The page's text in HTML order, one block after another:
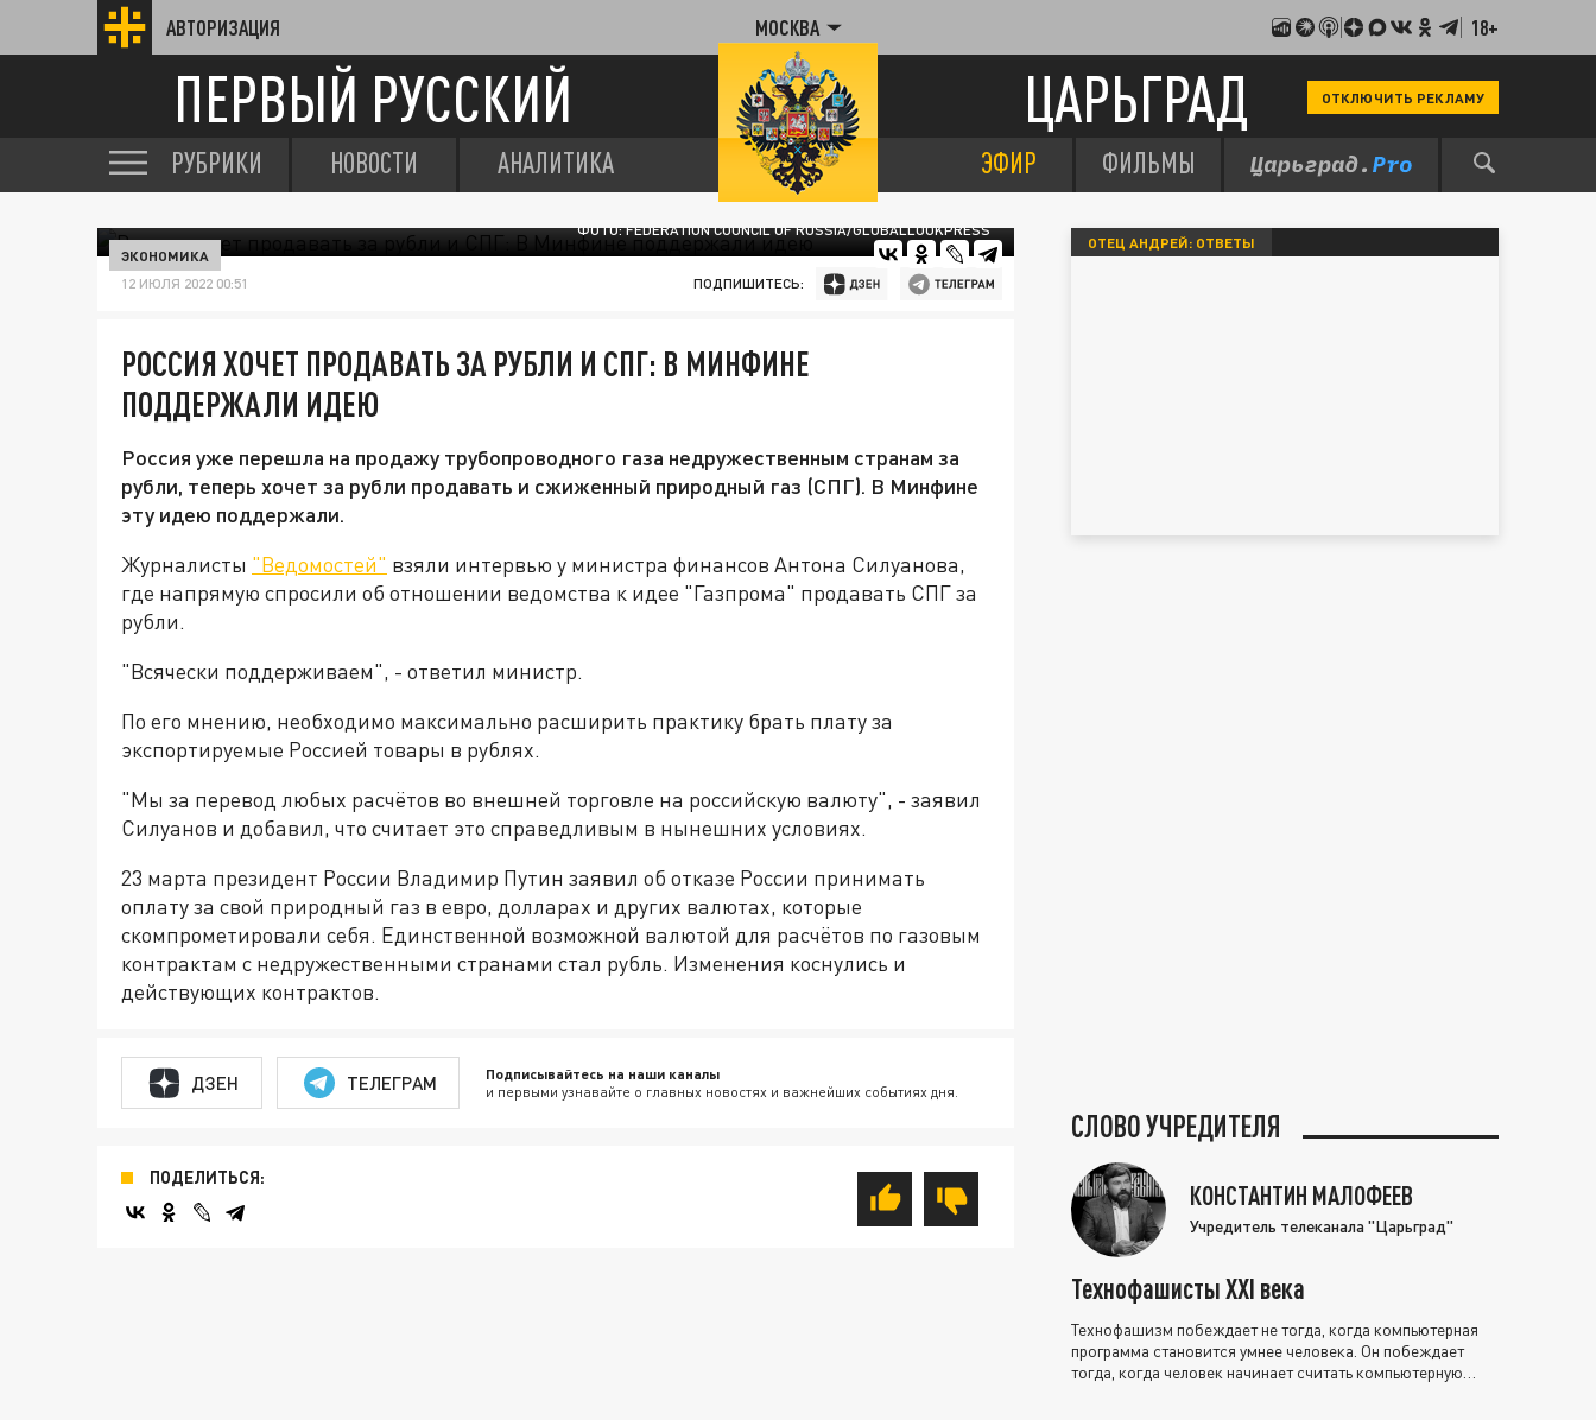
АВТОРИЗАЦИЯ МОСКВА 18+
ПЕРВЫЙ РУССКИЙ ЦАРЬГРАД ОТКЛЮЧИТЬ РЕКЛАМУ
РУБРИКИ НОВОСТИ АНАЛИТИКА ЭФИР ФИЛЬМЫ
ФОТО: FEDERATION COUNCIL OF RUSSIA/GLOBALLOOKPRESS
ЭКОНОМИКА
12 ИЮЛЯ 2022 00:51 ПОДПИШИТЕСЬ:
РОССИЯ ХОЧЕТ ПРОДАВАТЬ ЗА РУБЛИ И СПГ: В МИНФИНЕ
ПОДДЕРЖАЛИ ИДЕЮ
Россия уже перешла на продажу трубопроводного газа недружественным странам за
рубли, теперь хочет за рубли продавать и сжиженный природный газ (СПГ). В Минфине
эту идею поддержали.
Журналисты "Ведомостей" взяли интервью у министра финансов Антона Силуанова,
где напрямую спросили об отношении ведомства к идее "Газпрома" продавать СПГ за
рубли.
"Всячески поддерживаем", - ответил министр.
По его мнению, необходимо максимально расширить практику брать плату за
экспортируемые Россией товары в рублях.
"Мы за перевод любых расчётов во внешней торговле на российскую валюту", - заявил
Силуанов и добавил, что считает это справедливым в нынешних условиях.
23 марта президент России Владимир Путин заявил об отказе России принимать
оплату за свой природный газ в евро, долларах и других валютах, которые
скомпрометировали себя. Единственной возможной валютой для расчётов по газовым
контрактам с недружественными странами стал рубль. Изменения коснулись и
действующих контрактов.
ДЗЕН ТЕЛЕГРАМ Подписывайтесь на наши каналы
и первыми узнавайте о главных новостях и важнейших событиях дня.
ПОДЕЛИТЬСЯ:
ОТЕЦ АНДРЕЙ: ОТВЕТЫ
СЛОВО УЧРЕДИТЕЛЯ
КОНСТАНТИН МАЛОФЕЕВ
Учредитель телеканала "Царьград"
Технофашисты XXI века
Технофашизм побеждает не тогда, когда компьютерная
программа становится умнее человека. Он побеждает
тогда, когда человек начинает считать компьютерную